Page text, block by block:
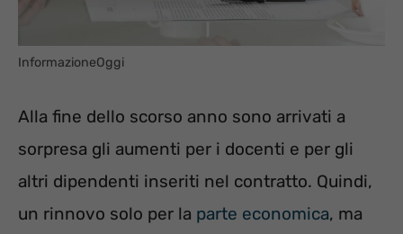
InformazioneOggi
Alla fine dello scorso anno sono arrivati a
sorpresa gli aumenti per i docenti e per gli
altri dipendenti inseriti nel contratto. Quindi,
un rinnovo solo per la parte economica, ma